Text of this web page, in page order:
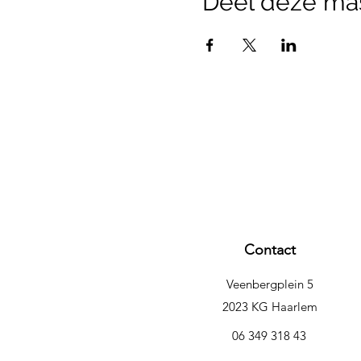
Contact
Veenbergplein 5
2023 KG Haarlem
06 349 318 43